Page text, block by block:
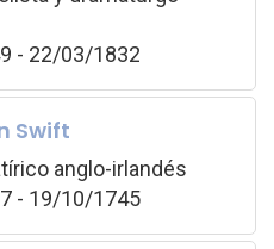
- 22/03/1832
Swift
anglo-irlandés
- 19/10/1745